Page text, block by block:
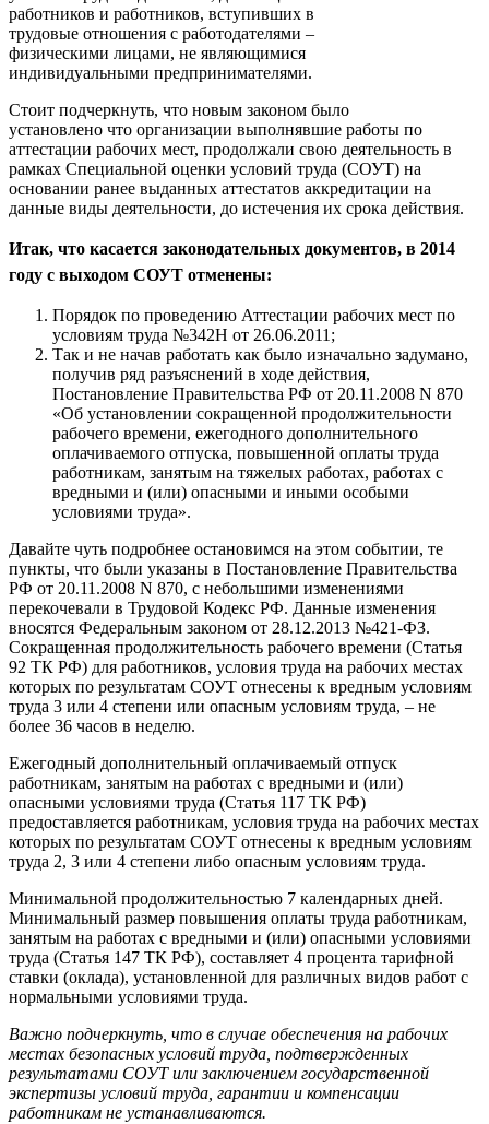
работников и работников, вступивших в
трудовые отношения с работодателями –
физическими лицами, не являющимися
индивидуальными предпринимателями.
Стоит подчеркнуть, что новым законом было
установлено что организации выполнявшие работы по
аттестации рабочих мест, продолжали свою деятельность в
рамках Специальной оценки условий труда (СОУТ) на
основании ранее выданных аттестатов аккредитации на
данные виды деятельности, до истечения их срока действия.
Итак, что касается законодательных документов, в 2014
году с выходом СОУТ отменены:
Порядок по проведению Аттестации рабочих мест по
условиям труда №342Н от 26.06.2011;
Так и не начав работать как было изначально задумано,
получив ряд разъяснений в ходе действия,
Постановление Правительства РФ от 20.11.2008 N 870
«Об установлении сокращенной продолжительности
рабочего времени, ежегодного дополнительного
оплачиваемого отпуска, повышенной оплаты труда
работникам, занятым на тяжелых работах, работах с
вредными и (или) опасными и иными особыми
условиями труда».
Давайте чуть подробнее остановимся на этом событии, те
пункты, что были указаны в Постановление Правительства
РФ от 20.11.2008 N 870, с небольшими изменениями
перекочевали в Трудовой Кодекс РФ. Данные изменения
вносятся Федеральным законом от 28.12.2013 №421-ФЗ.
Сокращенная продолжительность рабочего времени (Статья
92 ТК РФ) для работников, условия труда на рабочих местах
которых по результатам СОУТ отнесены к вредным условиям
труда 3 или 4 степени или опасным условиям труда, – не
более 36 часов в неделю.
Ежегодный дополнительный оплачиваемый отпуск
работникам, занятым на работах с вредными и (или)
опасными условиями труда (Статья 117 ТК РФ)
предоставляется работникам, условия труда на рабочих местах
которых по результатам СОУТ отнесены к вредным условиям
труда 2, 3 или 4 степени либо опасным условиям труда.
Минимальной продолжительностью 7 календарных дней.
Минимальный размер повышения оплаты труда работникам,
занятым на работах с вредными и (или) опасными условиями
труда (Статья 147 ТК РФ), составляет 4 процента тарифной
ставки (оклада), установленной для различных видов работ с
нормальными условиями труда.
Важно подчеркнуть, что в случае обеспечения на рабочих
местах безопасных условий труда, подтвержденных
результатами СОУТ или заключением государственной
экспертизы условий труда, гарантии и компенсации
работникам не устанавливаются.